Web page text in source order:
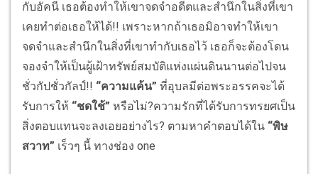
กับอัคนี เธอต้องทำให้เขาจดจำอดีตและสำนึกในสิ่งที่เขา
เคยทำต่อเธอให้ได้!! เพราะหากถ้าเธอมิอาจทำให้เขา
จดจำและสำนึกในสิ่งที่เขาทำกับเธอไว้ เธอก็จะต้องโดน
จองจำให้เป็นผู้เฝ้าทรัพย์สมบัติแห่งแผ่นดินนานต่อไปจน
ชั่วกัปชั่วกัลป์!! “ความแค้น” ที่อุบลมีต่อพระอรรคจะได้
รับการให้ “ชดใช้” หรือไม่?ความรักที่ได้รับการทรยศเป็น
สิ่งตอบแทนจะลงเอยอย่างไร? ตามหาคำตอบได้ใน “พิษ
สวาท” เร็วๆ นี้ ทางช่อง one